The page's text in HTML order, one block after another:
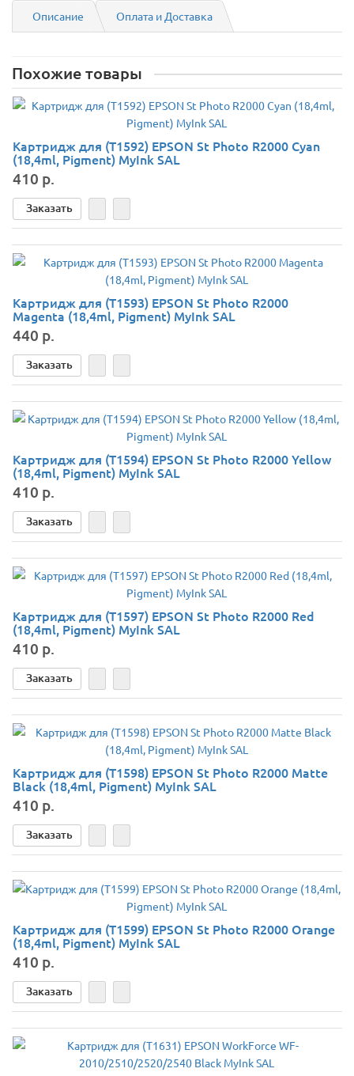
Описание Оплата и Доставка
Похожие товары
Картридж для (T1592) EPSON St Photo R2000 Cyan
(18,4ml, Pigment) MyInk SAL
410 р.
Заказать
Картридж для (T1593) EPSON St Photo R2000
Magenta (18,4ml, Pigment) MyInk SAL
440 р.
Заказать
Картридж для (T1594) EPSON St Photo R2000 Yellow
(18,4ml, Pigment) MyInk SAL
410 р.
Заказать
Картридж для (T1597) EPSON St Photo R2000 Red
(18,4ml, Pigment) MyInk SAL
410 р.
Заказать
Картридж для (T1598) EPSON St Photo R2000 Matte
Black (18,4ml, Pigment) MyInk SAL
410 р.
Заказать
Картридж для (T1599) EPSON St Photo R2000 Orange
(18,4ml, Pigment) MyInk SAL
410 р.
Заказать